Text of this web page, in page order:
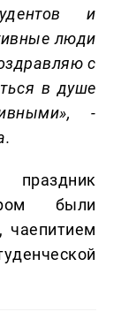
и
люди
с
в душе
-
праздник
были
чаепитием